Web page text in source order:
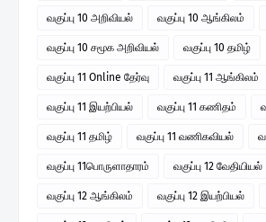
வகுப்பு 10 அறிவியல் வகுப்பு 10 ஆங்கிலம்
வகுப்பு 10 சமூக அறிவியல் வகுப்பு 10 தமிழ்
வகுப்பு 11 Online தேர்வு வகுப்பு 11 ஆங்கிலம்
வகுப்பு 11 இயற்பியல் வகுப்பு 11 கணிதம்
வகுப்பு 11 தமிழ் வகுப்பு 11 வணிகவியல்
வகுப்பு 11பொருளாதாரம் வகுப்பு 12 வேதியியல்
வகுப்பு 12 ஆங்கிலம் வகுப்பு 12 இயற்பியல்